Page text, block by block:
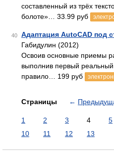
составленный из трёх
болоте»… 33.99 руб
40 Адаптация AutoCAD под
Габидулин (2012)
Освоив основные приемы
выполнив первый реальный
правило… 199 руб
Страницы ←
1 2 3 4 5
10
11 12 13